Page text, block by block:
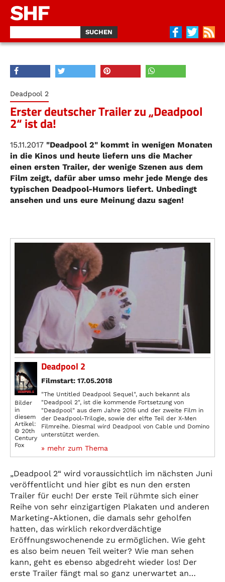
SHF
Deadpool 2
Erster deutscher Trailer zu „Deadpool
2“ ist da!
15.11.2017 "Deadpool 2" kommt in wenigen Monaten
in die Kinos und heute liefern uns die Macher
einen ersten Trailer, der wenige Szenen aus dem
Film zeigt, dafür aber umso mehr jede Menge des
typischen Deadpool-Humors liefert. Unbedingt
ansehen und uns eure Meinung dazu sagen!
Bilder
in
diesem
Artikel:
© 20th
Century
Fox
Deadpool 2
Filmstart: 17.05.2018
"The Untitled Deadpool Sequel", auch bekannt als
"Deadpool 2", ist die kommende Fortsetzung von
"Deadpool" aus dem Jahre 2016 und der zweite Film in
der Deadpool-Trilogie, sowie der elfte Teil der X-Men
Filmreihe. Diesmal wird Deadpool von Cable und Domino
unterstützt werden.
» mehr zum Thema
„Deadpool 2“ wird voraussichtlich im nächsten Juni
veröffentlicht und hier gibt es nun den ersten
Trailer für euch! Der erste Teil rühmte sich einer
Reihe von sehr einzigartigen Plakaten und anderen
Marketing-Aktionen, die damals sehr geholfen
hatten, das wirklich rekordverdächtige
Eröffnungswochenende zu ermöglichen. Wie geht
es also beim neuen Teil weiter? Wie man sehen
kann, geht es ebenso abgedreht wieder los! Der
erste Trailer fängt mal so ganz unerwartet an…